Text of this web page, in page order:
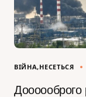
ВІЙНА НЕСЕТЬСЯ